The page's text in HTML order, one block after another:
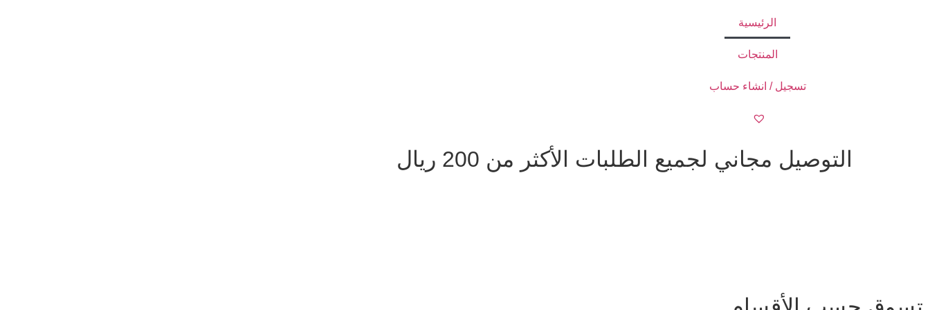
الرئيسية
المنتجات
تسجيل / انشاء حساب
التوصيل مجاني لجميع الطلبات الأكثر من 200 ريال